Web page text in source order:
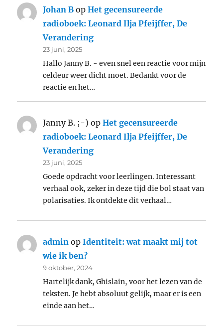
Johan B opHet gecensureerde
radioboek: Leonard Ilja Pfeijffer, De
Verandering
23 juni, 2025
Hallo Janny B. - even snel een reactie voor mijn
celdeur weer dicht moet. Bedankt voor de
reactie en het…
Janny B. ;-) opHet gecensureerde
radioboek: Leonard Ilja Pfeijffer, De
Verandering
23 juni, 2025
Goede opdracht voor leerlingen. Interessant
verhaal ook, zeker in deze tijd die bol staat van
polarisaties. Ik ontdekte dit verhaal…
admin opIdentiteit: wat maakt mij tot
wie ik ben?
9 oktober, 2024
Hartelijk dank, Ghislain, voor het lezen van de
teksten. Je hebt absoluut gelijk, maar er is een
einde aan het…